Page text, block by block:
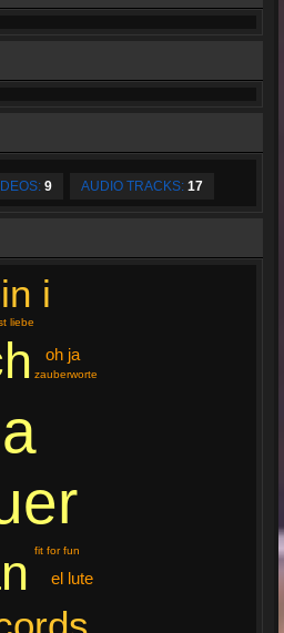
9 AUDIO TRACKS: 17
i
oh ja
el lute
fit for fun
liebe
zauberworte